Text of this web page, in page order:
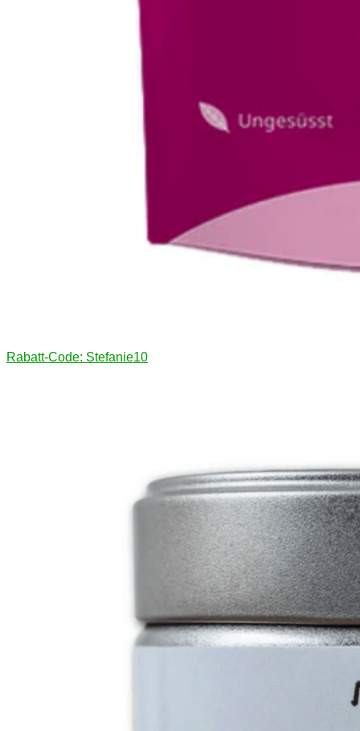
Rabatt-Code: Stefanie10